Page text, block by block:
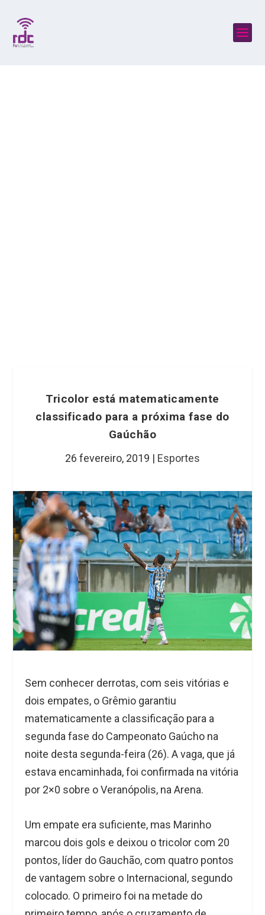
Tricolor está matematicamente
classificado para a próxima fase do
Gaúchão
26 fevereiro, 2019 | Esportes
Sem conhecer derrotas, com seis vitórias e
dois empates, o Grêmio garantiu
matematicamente a classificação para a
segunda fase do Campeonato Gaúcho na
noite desta segunda-feira (26). A vaga, que já
estava encaminhada, foi confirmada na vitória
por 2×0 sobre o Veranópolis, na Arena.
Um empate era suficiente, mas Marinho
marcou dois gols e deixou o tricolor com 20
pontos, líder do Gauchão, com quatro pontos
de vantagem sobre o Internacional, segundo
colocado. O primeiro foi na metade do